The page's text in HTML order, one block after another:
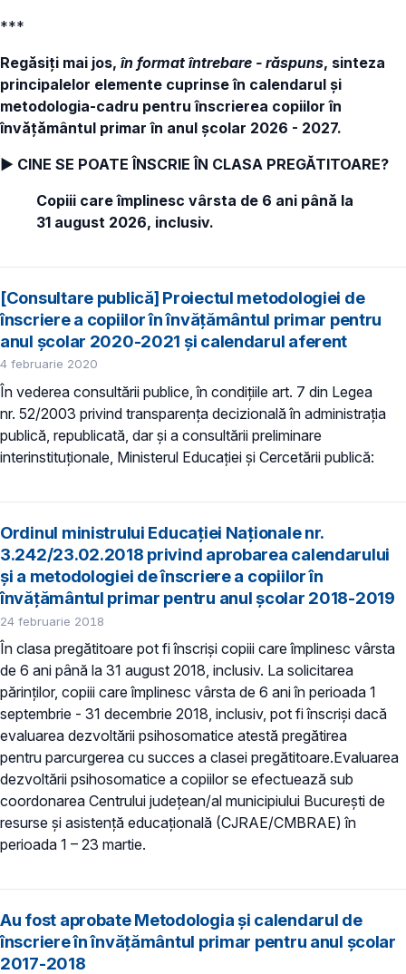
***
Regăsiți mai jos, în format întrebare - răspuns, sinteza
principalelor elemente cuprinse în calendarul și
metodologia-cadru pentru înscrierea copiilor în
învăţământul primar în anul şcolar 2026 - 2027.
► CINE SE POATE ÎNSCRIE ÎN CLASA PREGĂTITOARE?
Copiii care împlinesc vârsta de 6 ani până la
31 august 2026, inclusiv.
[Consultare publică] Proiectul metodologiei de
înscriere a copiilor în învățământul primar pentru
anul școlar 2020-2021 și calendarul aferent
4 februarie 2020
În vederea consultării publice, în condiţiile art. 7 din Legea
nr. 52/2003 privind transparenţa decizională în administraţia
publică, republicată, dar și a consultării preliminare
interinstituționale, Ministerul Educaţiei și Cercetării publică:
Ordinul ministrului Educației Naționale nr.
3.242/23.02.2018 privind aprobarea calendarului
și a metodologiei de înscriere a copiilor în
învățământul primar pentru anul școlar 2018-2019
24 februarie 2018
În clasa pregătitoare pot fi înscriși copiii care împlinesc vârsta
de 6 ani până la 31 august 2018, inclusiv. La solicitarea
părinţilor, copiii care împlinesc vârsta de 6 ani în perioada 1
septembrie - 31 decembrie 2018, inclusiv, pot fi înscriși dacă
evaluarea dezvoltării psihosomatice atestă pregătirea
pentru parcurgerea cu succes a clasei pregătitoare.Evaluarea
dezvoltării psihosomatice a copiilor se efectuează sub
coordonarea Centrului judeţean/al municipiului Bucureşti de
resurse şi asistenţă educaţională (CJRAE/CMBRAE) în
perioada 1 – 23 martie.
Au fost aprobate Metodologia şi calendarul de
înscriere în învăţământul primar pentru anul şcolar
2017-2018